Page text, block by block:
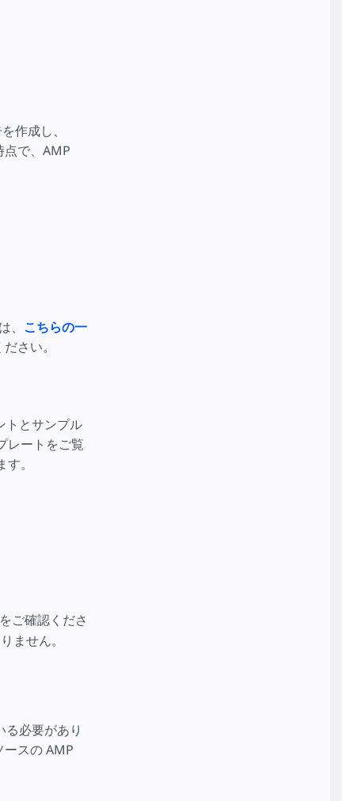
作成し、
で、AMP
こちらの一
さい。
トとサンプル
レートをご覧
。
ご確認くださ
ません。
必要があり
スの AMP